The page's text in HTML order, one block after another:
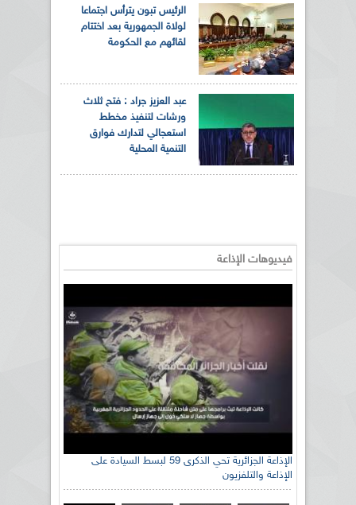
الرئيس تبون يترأس اجتماعا
لولاة الجمهورية بعد اختتام
لقائهم مع الحكومة
عبد العزيز جراد : فتح ثلاث
ورشات لتنفيذ مخطط
استعجالي لتدارك فوارق
التنمية المحلية
فيديوهات الإذاعة
الإذاعة الجزائرية تحي الذكرى 59 لبسط السيادة على
الإذاعة والتلفزيون